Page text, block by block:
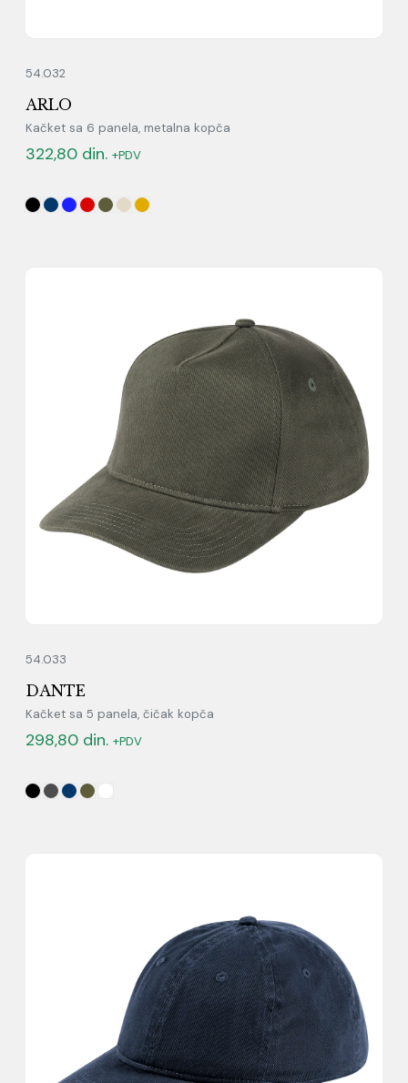
54.032
ARLO
Kačket sa 6 panela, metalna kopča
322,80 din. +PDV
54.033
DANTE
Kačket sa 5 panela, čičak kopča
298,80 din. +PDV